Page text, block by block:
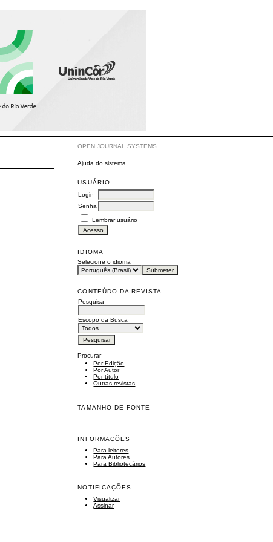
OPEN JOURNAL SYSTEMS
Ajuda do sistema
USUÁRIO
Login
Senha
Lembrar usuário
IDIOMA
Selecione o idioma
CONTEÚDO DA REVISTA
Pesquisa
Escopo da Busca
Procurar
Por Edição
Por Autor
Por título
Outras revistas
TAMANHO DE FONTE
INFORMAÇÕES
Para leitores
Para Autores
Para Bibliotecários
NOTIFICAÇÕES
Visualizar
Assinar